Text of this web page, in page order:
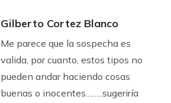
Gilberto Cortez Blanco
Me parece que la sospecha es
valida, por cuanto, estos tipos no
pueden andar haciendo cosas
buenas o inocentes……..sugeriría